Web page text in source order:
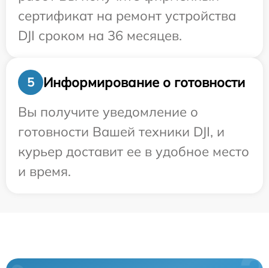
сертификат на ремонт устройства
DJI сроком на 36 месяцев.
5
Информирование о готовности
Вы получите уведомление о
готовности Вашей техники DJI, и
курьер доставит ее в удобное место
и время.